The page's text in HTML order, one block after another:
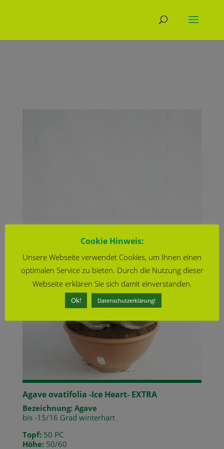
Agave ovatifolia -Ice Heart- EXTRA
Bezeichnung: Agave
bis -15/16 Grad winterhart
Topf:50 PC
Höhe:50/60
Cookie Hinweis:
Unsere Webseite verwendet Cookies, um Ihnen einen
optimalen Service zu bieten. Durch die Nutzung dieser
Webseite erklären Sie sich damit einverstanden.
Ok! Datenschutzerklärung!